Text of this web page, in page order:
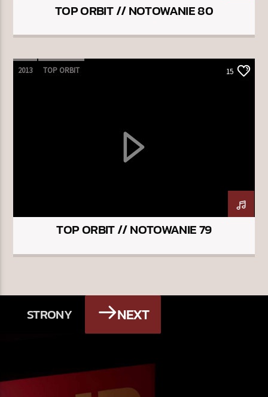
TOP ORBIT // NOTOWANIE 80
2013 TOP ORBIT 15
TOP ORBIT // NOTOWANIE 79
STRONY NEXT